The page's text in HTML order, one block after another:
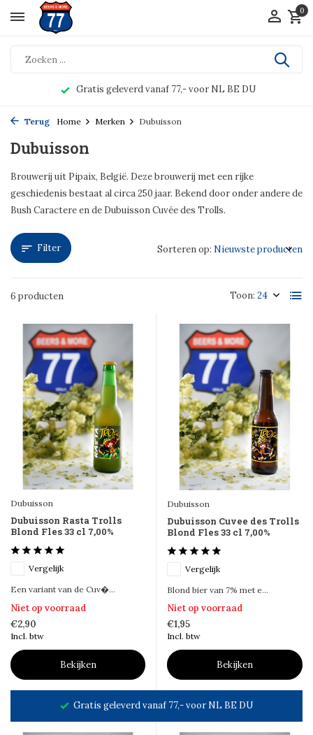
0
Gratis geleverd vanaf 77,- voor NL BE DU
Terug Home Merken Dubuisson
Dubuisson
Brouwerij uit Pipaix, België. Deze brouwerij met een rijke
geschiedenis bestaat al circa 250 jaar. Bekend door onder andere de
Bush Caractere en de Dubuisson Cuvée des Trolls.
Filter
6 producten Toon:
Sorteren op:
Dubuisson
Dubuisson Rasta Trolls
Blond Fles 33 cl 7,00%
Vergelijk
Een variant van de Cuv�...
Niet op voorraad
€2,90
Incl. btw
Bekijken
Dubuisson
Dubuisson Cuvee des Trolls
Blond Fles 33 cl 7,00%
Vergelijk
Blond bier van 7% met e...
Niet op voorraad
€1,95
Incl. btw
Bekijken
Gratis geleverd vanaf 77,- voor NL BE DU